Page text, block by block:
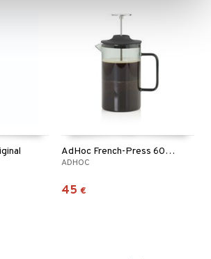
AdHoc French-Press 600 ml
ADHOC
45 €